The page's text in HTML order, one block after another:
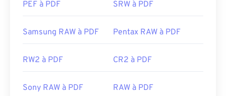
Liens utiles:
https://acrobat.adobe.com/us/en/why-
PEF à PDF SRW à PDF
Samsung RAW à PDF Pentax RAW à PDF
RW2 à PDF CR2 à PDF
Sony RAW à PDF RAW à PDF